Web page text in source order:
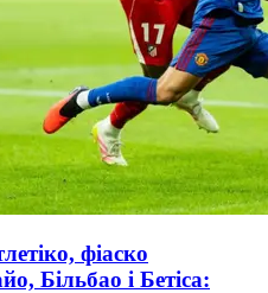
фіаско
Більбао і Бетіса: